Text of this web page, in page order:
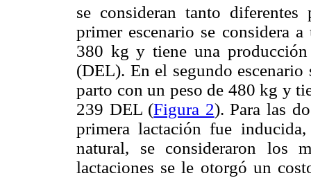
se consideran tanto diferentes
primer escenario se considera
380 kg y tiene una
(DEL). En el segundo
parto con un peso de 480 kg y
239 DEL (Figura 2). Para las
primera lactación fue
natural, se consideraron los
lactaciones se le otorgó un